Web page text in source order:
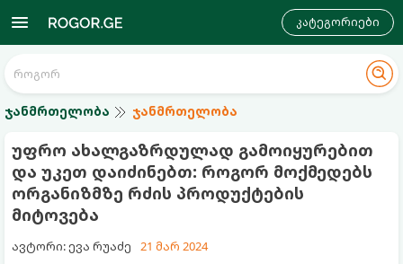
კატეგორიები
ჯანმრთელობა ჯანმრთელობა
უფრო ახალგაზრდულად გამოიყურებით
და უკეთ დაიძინებთ: როგორ მოქმედებს
ორგანიზმზე რძის პროდუქტების
მიტოვება
ავტორი: ევა რუაძე 21 მარ 2024